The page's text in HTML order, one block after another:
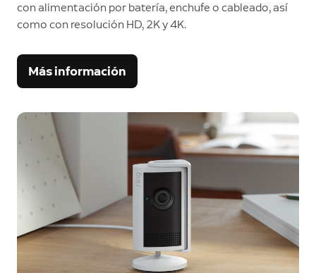
con alimentación por batería, enchufe o cableado, así
como con resolución HD, 2K y 4K.
Más información